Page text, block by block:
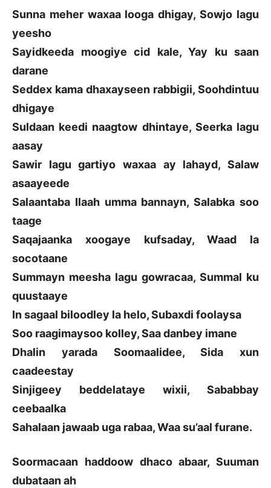
Sunna meher waxaa looga dhigay, Sowjo lagu
yeesho
Sayidkeeda moogiye cid kale, Yay ku saan
darane
Seddex kama dhaxayseen rabbigii, Soohdintuu
dhigaye
Suldaan keedi naagtow dhintaye, Seerka lagu
aasay
Sawir lagu gartiyo waxaa ay lahayd, Salaw
asaayeede
Salaantaba Ilaah umma bannayn, Salabka soo
taage
Saqajaanka xoogaye kufsaday, Waad la
socotaane
Summayn meesha lagu gowracaa, Summal ku
quustaaye
In sagaal biloodley la helo, Subaxdi foolaysa
Soo raagimaysoo kolley, Saa danbey imane
Dhalin yarada Soomaalidee, Sida xun
caadeestay
Sinjigeey beddelataye wixii, Sababbay
ceebaalka
Sahalaan jawaab uga rabaa, Waa su’aal furane.
Soormacaan haddoow dhaco abaar, Suuman
dubataan ah